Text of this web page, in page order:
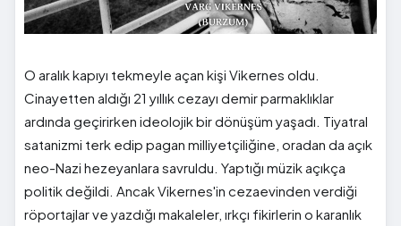
O aralık kapıyı tekmeyle açan kişi Vikernes oldu.
Cinayetten aldığı 21 yıllık cezayı demir parmaklıklar
ardında geçirirken ideolojik bir dönüşüm yaşadı. Tiyatral
satanizmi terk edip pagan milliyetçiliğine, oradan da açık
neo-Nazi hezeyanlara savruldu. Yaptığı müzik açıkça
politik değildi. Ancak Vikernes'in cezaevinden verdiği
röportajlar ve yazdığı makaleler, ırkçı fikirlerin o karanlık